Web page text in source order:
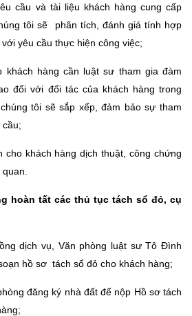
cầu và tài liệu khách hàng cung cấp
tôi sẽ phân tích, đánh giá tính hợp
yêu cầu thực hiện công việc;
khách hàng cần luật sư tham gia đàm
đổi với đối tác của khách hàng trong
tôi sẽ sắp xếp, đảm bảo sự tham
cầu;
cho khách hàng dịch thuật, công chứng
hoàn tất các thủ tục tách sổ đỏ, cụ
dịch vụ, Văn phòng luật sư Tô Đình
hồ sơ tách sổ đỏ cho khách hàng;
đăng ký nhà đất để nộp Hồ sơ tách